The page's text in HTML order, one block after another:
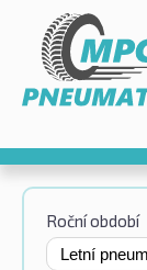
Roční období